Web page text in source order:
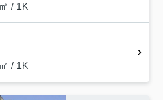
/ 1K
/ 1K